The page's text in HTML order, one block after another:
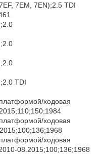
7EM, 7EN);2.5 TDI
TDI
ходовая
ходовая
ходовая
08.2015;100;136;1968